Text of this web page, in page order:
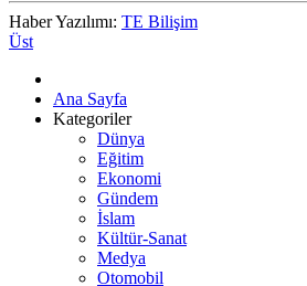
Haber Yazılımı: TE Bilişim
Üst
Ana Sayfa
Kategoriler
Dünya
Eğitim
Ekonomi
Gündem
İslam
Kültür-Sanat
Medya
Otomobil